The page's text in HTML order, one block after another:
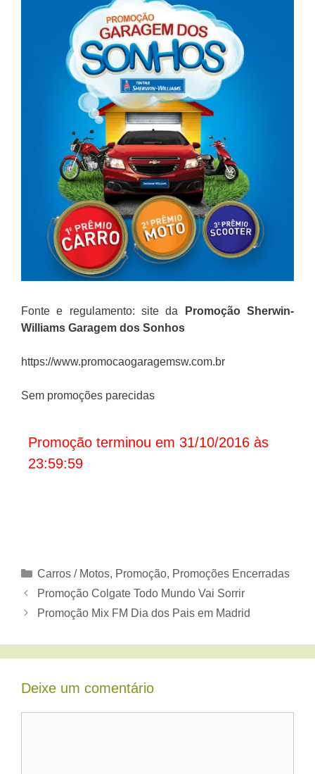
Fonte e regulamento: site da PromoçãoSherwin-
Williams Garagem dos Sonhos
https://www.promocaogaragemsw.com.br
Sem promoções parecidas
Promoção terminou em 31/10/2016 às
23:59:59
Categorias
Carros / Motos, Promoção, Promoções Encerradas
Promoção Colgate Todo Mundo Vai Sorrir
Promoção Mix FM Dia dos Pais em Madrid
Deixe um comentário